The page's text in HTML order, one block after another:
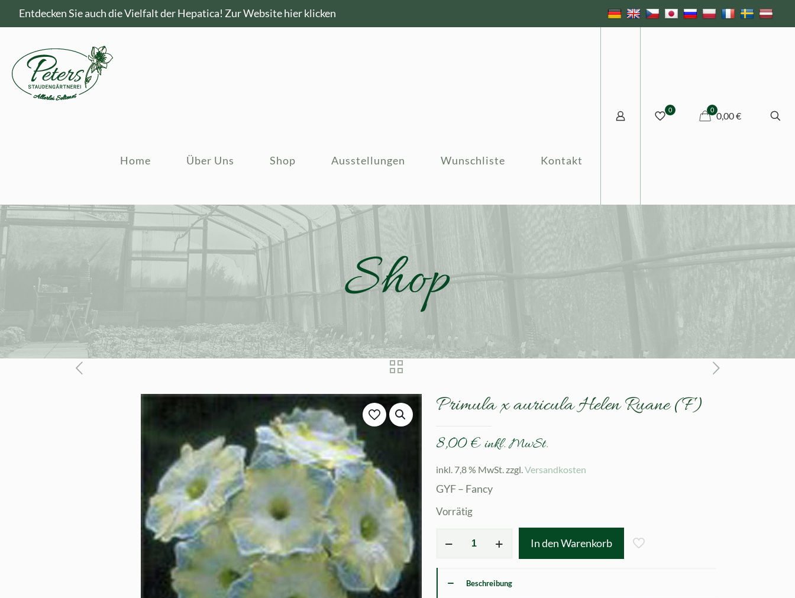
Entdecken Sie auch die Vielfalt der Hepatica! Zur Website hier klicken
Home Über Uns Shop Ausstellungen Wunschliste Kontakt
0 0
0,00 €
Shop
Primula x auricula Helen Ruane (F)
8,00€ inkl. MwSt.
inkl. 7,8 % MwSt.zzgl.Versandkosten
GYF – Fancy
Vorrätig
In den Warenkorb
Beschreibung